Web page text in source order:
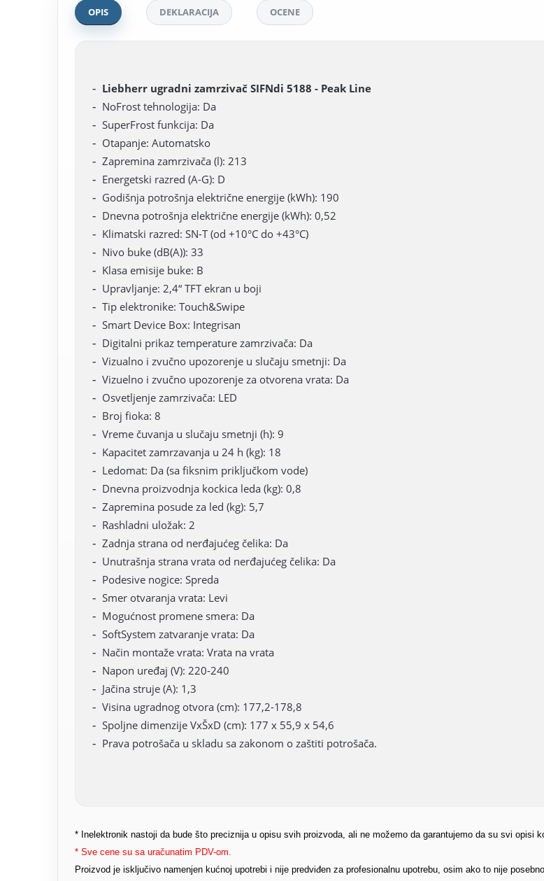
OPIS DEKLARACIJA OCENE
Liebherr ugradni zamrzivač SIFNdi 5188 - Peak Line
NoFrost tehnologija: Da
SuperFrost funkcija: Da
Otapanje: Automatsko
Zapremina zamrzivača (l): 213
Energetski razred (A-G): D
Godišnja potrošnja električne energije (kWh): 190
Dnevna potrošnja električne energije (kWh): 0,52
Klimatski razred: SN-T (od +10°C do +43°C)
Nivo buke (dB(A)): 33
Klasa emisije buke: B
Upravljanje: 2,4“ TFT ekran u boji
Tip elektronike: Touch&Swipe
Smart Device Box: Integrisan
Digitalni prikaz temperature zamrzivača: Da
Vizualno i zvučno upozorenje u slučaju smetnji: Da
Vizuelno i zvučno upozorenje za otvorena vrata: Da
Osvetljenje zamrzivača: LED
Broj fioka: 8
Vreme čuvanja u slučaju smetnji (h): 9
Kapacitet zamrzavanja u 24 h (kg): 18
Ledomat: Da (sa fiksnim priključkom vode)
Dnevna proizvodnja kockica leda (kg): 0,8
Zapremina posude za led (kg): 5,7
Rashladni uložak: 2
Zadnja strana od nerđajućeg čelika: Da
Unutrašnja strana vrata od nerđajućeg čelika: Da
Podesive nogice: Spreda
Smer otvaranja vrata: Levi
Mogućnost promene smera: Da
SoftSystem zatvaranje vrata: Da
Način montaže vrata: Vrata na vrata
Napon uređaj (V): 220-240
Jačina struje (A): 1,3
Visina ugradnog otvora (cm): 177,2-178,8
Spoljne dimenzije VxŠxD (cm): 177 x 55,9 x 54,6
Prava potrošača u skladu sa zakonom o zaštiti potrošača.
* Inelektronik nastoji da bude što preciznija u opisu svih proizvoda, ali ne možemo da garantujemo da su svi opisi
* Sve cene su sa uračunatim PDV-om.
Proizvod je isključivo namenjen kućnoj upotrebi i nije predviđen za profesionalnu upotrebu, osim ako to nije